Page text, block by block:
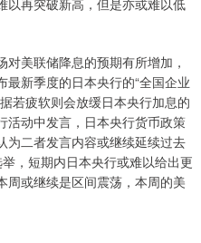
以再突破新高，但是亦或难以低
美联储降息的预期有所增加，
新季度的日本央行的“全国企业
若疲软则会放缓日本央行加息的
活动中发言，日本央行货币政策
为二者发言内容或继续延续过去
，短期内日本央行或难以给出更
周或继续是区间震荡，本周的美